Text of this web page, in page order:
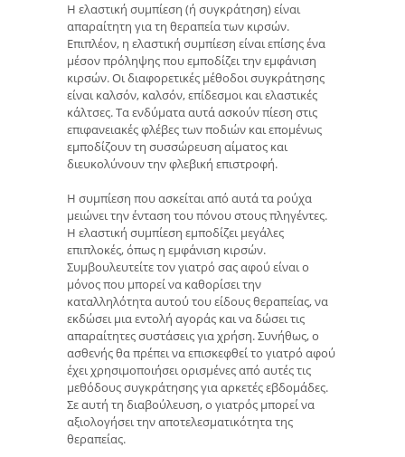
Η ελαστική συμπίεση (ή συγκράτηση) είναι
απαραίτητη για τη θεραπεία των κιρσών.
Επιπλέον, η ελαστική συμπίεση είναι επίσης ένα
μέσον πρόληψης που εμποδίζει την εμφάνιση
κιρσών. Οι διαφορετικές μέθοδοι συγκράτησης
είναι καλσόν, καλσόν, επίδεσμοι και ελαστικές
κάλτσες. Τα ενδύματα αυτά ασκούν πίεση στις
επιφανειακές φλέβες των ποδιών και επομένως
εμποδίζουν τη συσσώρευση αίματος και
διευκολύνουν την φλεβική επιστροφή.
Η συμπίεση που ασκείται από αυτά τα ρούχα
μειώνει την ένταση του πόνου στους πληγέντες.
Η ελαστική συμπίεση εμποδίζει μεγάλες
επιπλοκές, όπως η εμφάνιση κιρσών.
Συμβουλευτείτε τον γιατρό σας αφού είναι ο
μόνος που μπορεί να καθορίσει την
καταλληλότητα αυτού του είδους θεραπείας, να
εκδώσει μια εντολή αγοράς και να δώσει τις
απαραίτητες συστάσεις για χρήση. Συνήθως, ο
ασθενής θα πρέπει να επισκεφθεί το γιατρό αφού
έχει χρησιμοποιήσει ορισμένες από αυτές τις
μεθόδους συγκράτησης για αρκετές εβδομάδες.
Σε αυτή τη διαβούλευση, ο γιατρός μπορεί να
αξιολογήσει την αποτελεσματικότητα της
θεραπείας.